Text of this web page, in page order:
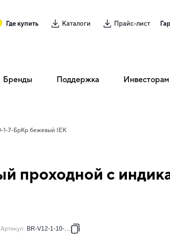
Где купить Каталоги Прайс-лист
Бренды Поддержка Инвесторам
1-7-БрКр бежевый IEK
проходной с
Артикул: BR-V12-1-10-K10